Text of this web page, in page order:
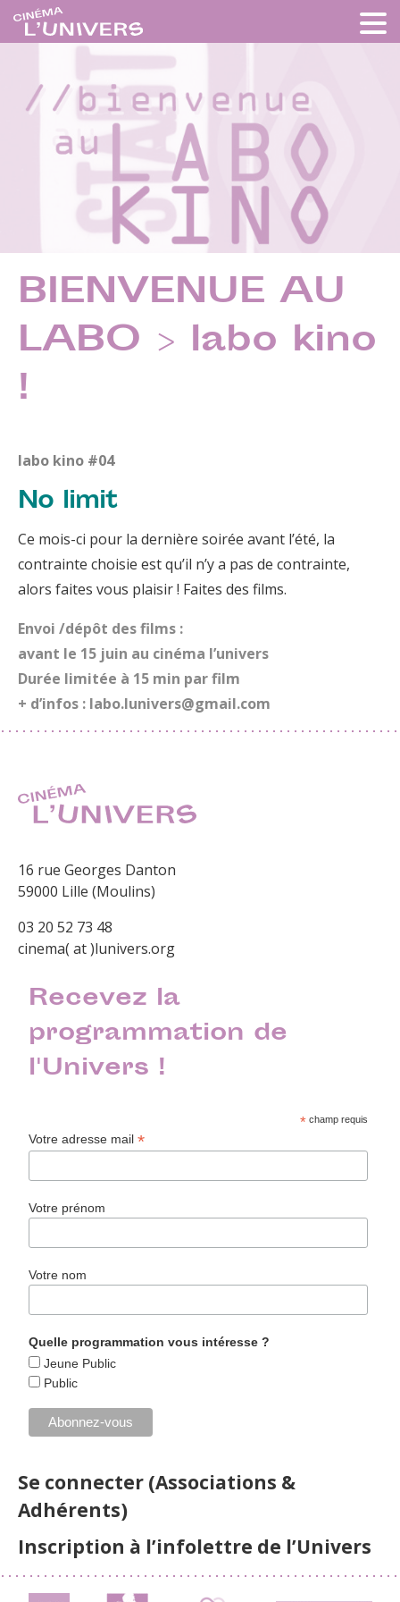
BIENVENUE AU
LABO > labo kino
!
labo kino #04
No limit
Ce mois-ci pour la dernière soirée avant l’été, la
contrainte choisie est qu’il n’y a pas de contrainte,
alors faites vous plaisir ! Faites des films.
Envoi /dépôt des films :
avant le 15 juin au cinéma l’univers
Durée limitée à 15 min par film
+ d’infos : labo.lunivers@gmail.com
16 rue Georges Danton
59000 Lille (Moulins)
03 20 52 73 48
cinema( at )lunivers.org
Recevez la
programmation de
l'Univers !
* champ requis
Votre adresse mail*
Votre prénom
Votre nom
Quelle programmation vous intéresse ?
Jeune Public
Public
Se connecter (Associations &
Adhérents)
Inscription à l’infolettre de l’Univers